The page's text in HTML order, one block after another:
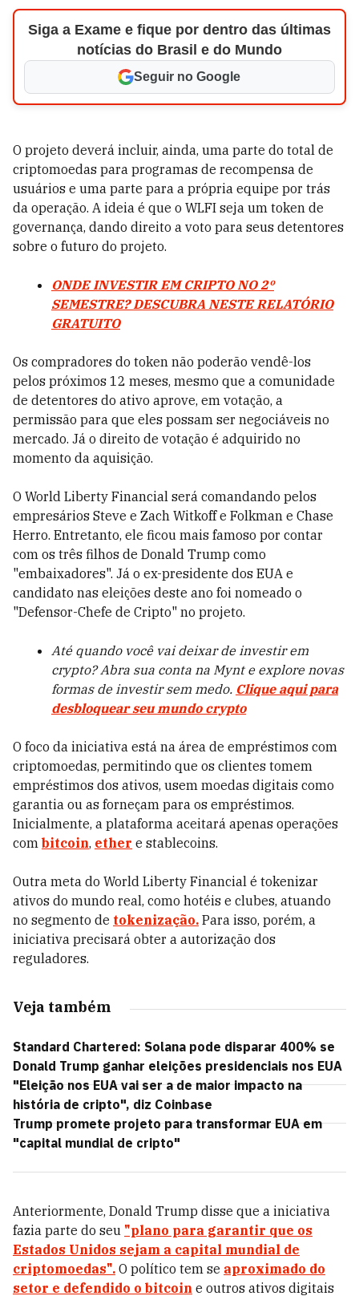
Siga a Exame e fique por dentro das últimas
notícias do Brasil e do Mundo
Seguir no Google
O projeto deverá incluir, ainda, uma parte do total de
criptomoedas para programas de recompensa de
usuários e uma parte para a própria equipe por trás
da operação. A ideia é que o WLFI seja um token de
governança, dando direito a voto para seus detentores
sobre o futuro do projeto.
ONDE INVESTIR EM CRIPTO NO 2º
SEMESTRE? DESCUBRA NESTE RELATÓRIO
GRATUITO
Os compradores do token não poderão vendê-los
pelos próximos 12 meses, mesmo que a comunidade
de detentores do ativo aprove, em votação, a
permissão para que eles possam ser negociáveis no
mercado. Já o direito de votação é adquirido no
momento da aquisição.
O World Liberty Financial será comandando pelos
empresários Steve e Zach Witkoff e Folkman e Chase
Herro. Entretanto, ele ficou mais famoso por contar
com os três filhos de Donald Trump como
"embaixadores". Já o ex-presidente dos EUA e
candidato nas eleições deste ano foi nomeado o
"Defensor-Chefe de Cripto" no projeto.
Até quando você vai deixar de investir em
crypto? Abra sua conta na Mynt e explore novas
formas de investir sem medo. Clique aqui para
desbloquear seu mundo crypto
O foco da iniciativa está na área de empréstimos com
criptomoedas, permitindo que os clientes tomem
empréstimos dos ativos, usem moedas digitais como
garantia ou as forneçam para os empréstimos.
Inicialmente, a plataforma aceitará apenas operações
com bitcoin, ether e stablecoins.
Outra meta do World Liberty Financial é tokenizar
ativos do mundo real, como hotéis e clubes, atuando
no segmento de tokenização. Para isso, porém, a
iniciativa precisará obter a autorização dos
reguladores.
Veja também
Standard Chartered: Solana pode disparar 400% se
Donald Trump ganhar eleições presidenciais nos EUA
"Eleição nos EUA vai ser a de maior impacto na
história de cripto", diz Coinbase
Trump promete projeto para transformar EUA em
"capital mundial de cripto"
Anteriormente, Donald Trump disse que a iniciativa
fazia parte do seu "plano para garantir que os
Estados Unidos sejam a capital mundial de
criptomoedas". O político tem se aproximado do
setor e defendido o bitcoin e outros ativos digitais